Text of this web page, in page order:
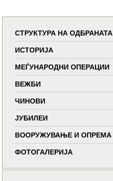
СТРУКТУРА НА ОДБРАНАТА
ИСТОРИЈА
МЕЃУНАРОДНИ ОПЕРАЦИИ
ВЕЖБИ
ЧИНОВИ
ЈУБИЛЕИ
ВООРУЖУВАЊЕ И ОПРЕМА
ФОТОГАЛЕРИЈА